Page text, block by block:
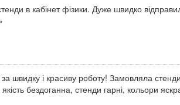
в кабінет фізики. Дуже швидко
швидку і красиву роботу! Замовляла
бездоганна, стенди гарні, кольори